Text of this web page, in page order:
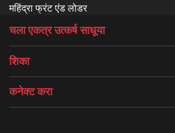
महिंद्रा फ्रंट एंड लोडर
चला एकत्र उत्कर्ष साधूया
शिका
कनेक्ट करा